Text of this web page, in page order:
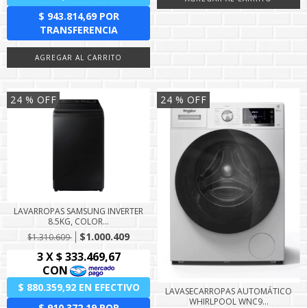
24 % OFF
LAVARROPAS SAMSUNG INVERTER
8.5KG, COLOR...
$1.310.609
$1.000.409
24 % OFF
LAVASECARROPAS AUTOMÁTICO
WHIRLPOOL WNC9...